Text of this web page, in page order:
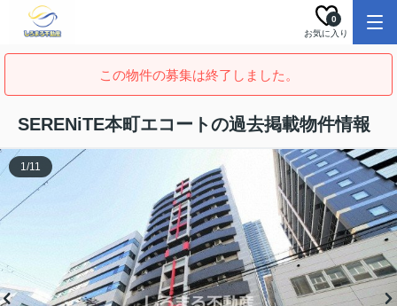
お気に入り
0
この物件の募集は終了しました。
SERENiTE本町エコートの過去掲載物件情報
1/11